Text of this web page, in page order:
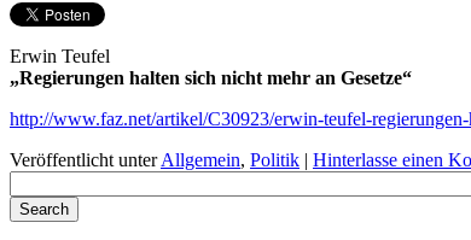
Erwin Teufel
„Regierungen halten sich nicht mehr an Gesetze“
http://www.faz.net/artikel/C30923/erwin-teufel-
Veröffentlicht unter Allgemein, Politik | Hinterlasse einen